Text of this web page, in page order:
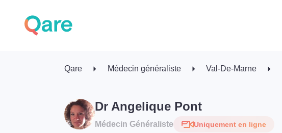
Qare Médecin généraliste Val-De-Marne
Dr Angelique Pont
Médecin Généraliste Uniquement en ligne